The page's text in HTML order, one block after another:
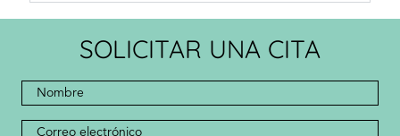
SOLICITAR UNA CITA
Nombre
completo
* *
Dirección